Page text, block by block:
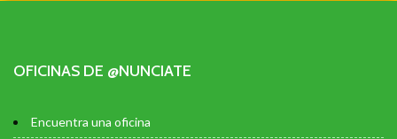
OFICINAS DE @NUNCIATE
Encuentra una oficina